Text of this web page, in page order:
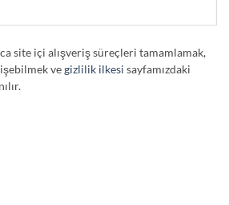
site içi alışveriş süreçleri tamamlamak,
vegizlilik ilkesi sayfamızdaki